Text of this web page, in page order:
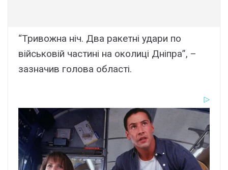
“Тривожна ніч. Два ракетні удари по
військовій частині на околиці Дніпра”, –
зазначив голова області.